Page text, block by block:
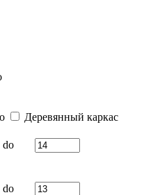
Деревянный каркас
do
do